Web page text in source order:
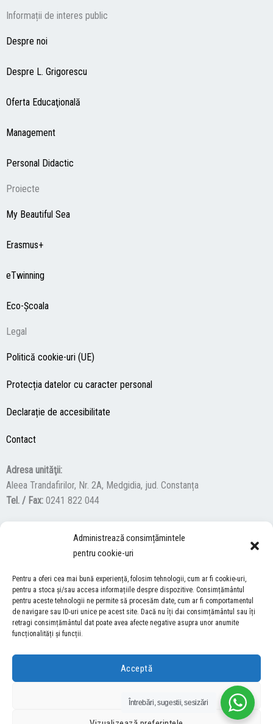
Administrează consimțămintele
pentru cookie-uri
Pentru a oferi cea mai bună experiență, folosim tehnologii, cum ar fi cookie-uri,
pentru a stoca și/sau accesa informațiile despre dispozitive. Consimțământul
pentru aceste tehnologii ne permite să procesăm date, cum ar fi comportamentul
de navigare sau ID-uri unice pe acest site. Dacă nu îți dai consimțământul sau îți
retragi consimțământul dat poate avea afecte negative asupra unor anumite
funcționalități și funcții.
Acceptă
Refuză
Informații de interes public
Despre noi
Despre L. Grigorescu
Oferta Educaţională
Management
Personal Didactic
Proiecte
My Beautiful Sea
Erasmus+
eTwinning
Eco-Şcoala
Legal
Politică cookie-uri (UE)
Protecția datelor cu caracter personal
Declarație de accesibilitate
Contact
Adresa unităţii:
Aleea Trandafirilor, Nr. 2A, Medgidia, jud. Constanța
Tel. / Fax: 0241 822 044
F
a
c
e
b
o
k
Y
u
t
u
b
I
s
t
a
g
a
ACCES NEVĂZĂTORI
Descărcați programul NonVisual Desktop Acces, care oferă
persoanelor cu dizabilități vizuale posibilitatea de a consulta site-ul
COPYRIGHT © 2026 ŞCOALA GIMNAZIALĂ “LUCIAN GRIGORESCU” MEDGIDIA
DEZVOLTAT DE SURFVERSE
Întrebări, sugestii, sesizări